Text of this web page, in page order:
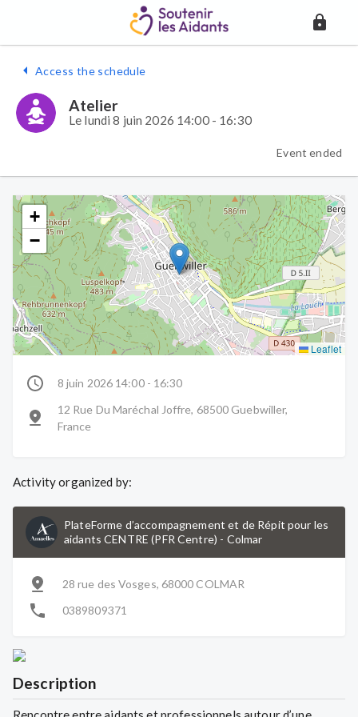
Access the schedule
Atelier
Le lundi 8 juin 2026 14:00 - 16:30
Event ended
Description
+
−
Leaflet
8 juin 2026 14:00 - 16:30
12 Rue Du Maréchal Joffre, 68500 Guebwiller,
France
Activity organized by:
PlateForme d’accompagnement et de Répit pour les
aidants CENTRE (PFR Centre) - Colmar
28 rue des Vosges, 68000 COLMAR
0389809371